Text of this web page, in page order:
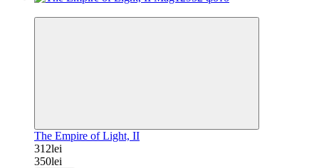
The Empire of Light, II
312lei
350lei